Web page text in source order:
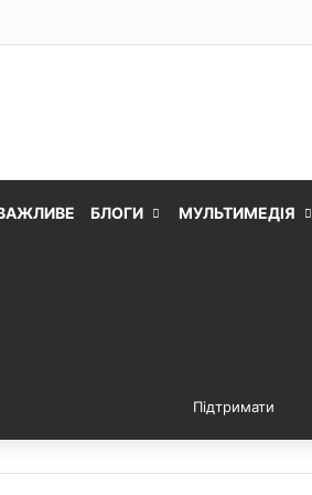
БЛОГИ МУЛЬТИМЕДІЯ
Підтримати